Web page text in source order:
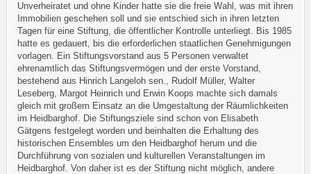
Unverheiratet und ohne Kinder hatte sie die freie Wahl, was mit ihren
Immobilien geschehen soll und sie entschied sich in ihren letzten
Tagen für eine Stiftung, die öffentlicher Kontrolle unterliegt. Bis 1985
hatte es gedauert, bis die erforderlichen staatlichen Genehmigungen
vorlagen. Ein Stiftungsvorstand aus 5 Personen verwaltet
ehrenamtlich das Stiftungsvermögen und der erste Vorstand,
bestehend aus Hinrich Langeloh sen., Rudolf Müller, Walter
Leseberg, Margot Heinrich und Erwin Koops machte sich damals
gleich mit großem Einsatz an die Umgestaltung der Räumlichkeiten
im Heidbarghof. Die Stiftungsziele sind schon von Elisabeth
Gätgens festgelegt worden und beinhalten die Erhaltung des
historischen Ensembles um den Heidbarghof herum und die
Durchführung von sozialen und kulturellen Veranstaltungen im
Heidbarghof. Von daher ist es der Stiftung nicht möglich, andere